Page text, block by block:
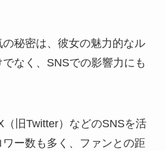
秘密は、彼女の魅力的なル
なく、SNSでの影響力にも
旧Twitter）などのSNSを活
ー数も多く、ファンとの距